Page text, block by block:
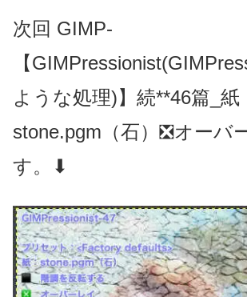
次回 GIMP-
【
ような処理)】続**46篇_紙
stone.pgm（石）❎オーバ
す。⬇